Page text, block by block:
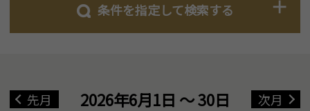
条件を指定して検索する
先月 2026年6月1日 ～ 30日 次月